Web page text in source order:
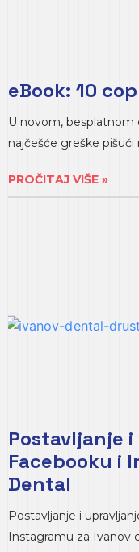
eBook: 10
U novom,
najčešće greške
PROČITAJ VIŠE »
Postavljanje
Facebooku i
Dental
Postavljanje i
Instagramu za Ivanov